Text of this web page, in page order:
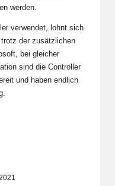
werden.
verwendet, lohnt sich
der zusätzlichen
bei gleicher
sind die Controller
und haben endlich